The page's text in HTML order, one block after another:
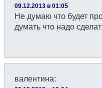
09.12.2013 в 01:05
Не думаю что будет
думать что надо
валентина: